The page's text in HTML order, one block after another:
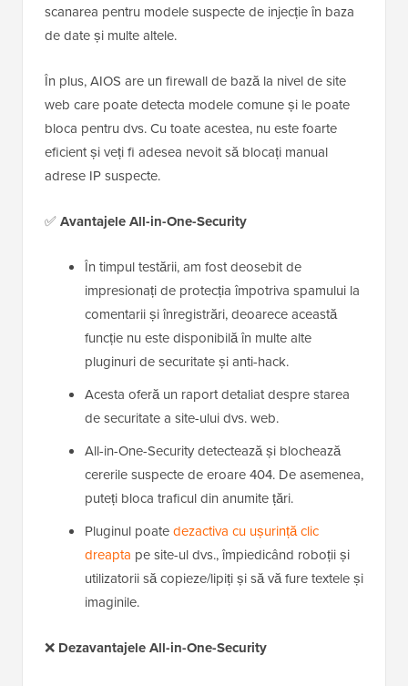
scanarea pentru modele suspecte de injecție în baza
de date și multe altele.
În plus, AIOS are un firewall de bază la nivel de site
web care poate detecta modele comune și le poate
bloca pentru dvs. Cu toate acestea, nu este foarte
eficient și veți fi adesea nevoit să blocați manual
adrese IP suspecte.
✅Avantajele All-in-One-Security
În timpul testării, am fost deosebit de
impresionați de protecția împotriva spamului la
comentarii și înregistrări, deoarece această
funcție nu este disponibilă în multe alte
pluginuri de securitate și anti-hack.
Acesta oferă un raport detaliat despre starea
de securitate a site-ului dvs. web.
All-in-One-Security detectează și blochează
cererile suspecte de eroare 404. De asemenea,
puteți bloca traficul din anumite țări.
Pluginul poatedezactiva cu ușurință clic
dreapta pe site-ul dvs., împiedicând roboții și
utilizatorii să copieze/lipiți și să vă fure textele și
imaginile.
❌ Dezavantajele All-in-One-Security